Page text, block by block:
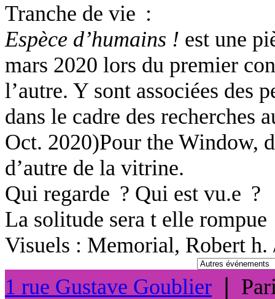
Tranche de vie :
Espèce d’humains ! est une
mars 2020 lors du premier
l’autre. Y sont associées des
dans le cadre des recherches
Oct. 2020)Pour the Window,
d’autre de la vitrine.
Qui regarde ? Qui est vu.e ?
La solitude sera t elle rompue
Visuels : Memorial, Robert
1 rue Gustave Goublier